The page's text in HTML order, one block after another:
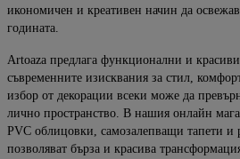
икономичен и креативен начин да
годината.
Artoaza предлага функционални и
съвременните изисквания за стил,
избор от декорации всеки може да
лично пространство. В нашия онлайн
PVC облицовки, самозалепващи тапети и
позволяват бърза и красива